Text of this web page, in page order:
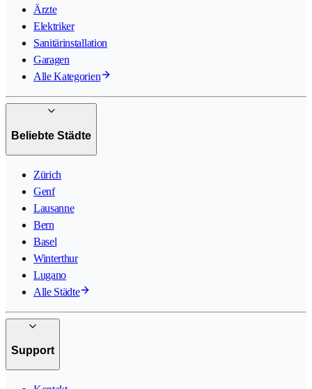
Ärzte
Elektriker
Sanitärinstallation
Garagen
Alle Kategorien
Beliebte Städte
Zürich
Genf
Lausanne
Bern
Basel
Winterthur
Lugano
Alle Städte
Support